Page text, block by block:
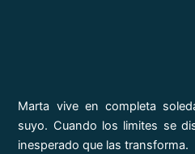
Marta vive en completa
suyo. Cuando los limites se
inesperado que las transforma.